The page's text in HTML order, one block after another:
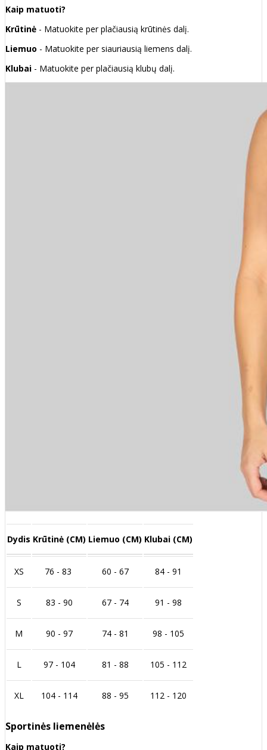
Kaip matuoti?
Krūtinė - Matuokite per plačiausią krūtinės dalį.
Liemuo - Matuokite per siauriausią liemens dalį.
Klubai - Matuokite per plačiausią klubų dalį.
Dydis Krūtinė (CM) Liemuo (CM) Klubai (CM)
XS 76 - 83 60 - 67 84 - 91
S 83 - 90 67 - 74 91 - 98
M 90 - 97 74 - 81 98 - 105
L 97 - 104 81 - 88 105 - 112
XL 104 - 114 88 - 95 112 - 120
Sportinės liemenėlės
Kaip matuoti?